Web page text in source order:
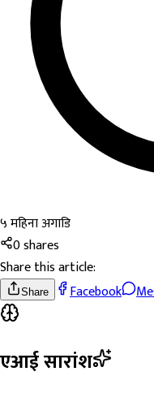
५ महिना अगाडि
0shares
Share this article:
Share Facebook
एआई सारांश